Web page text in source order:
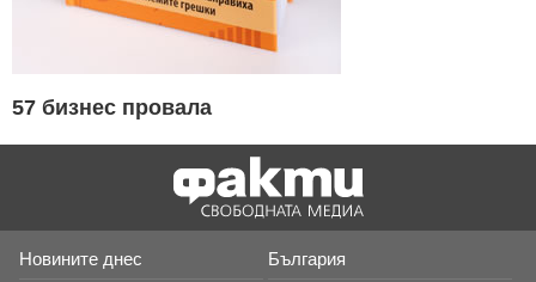
57 бизнес провала
Новините днес България